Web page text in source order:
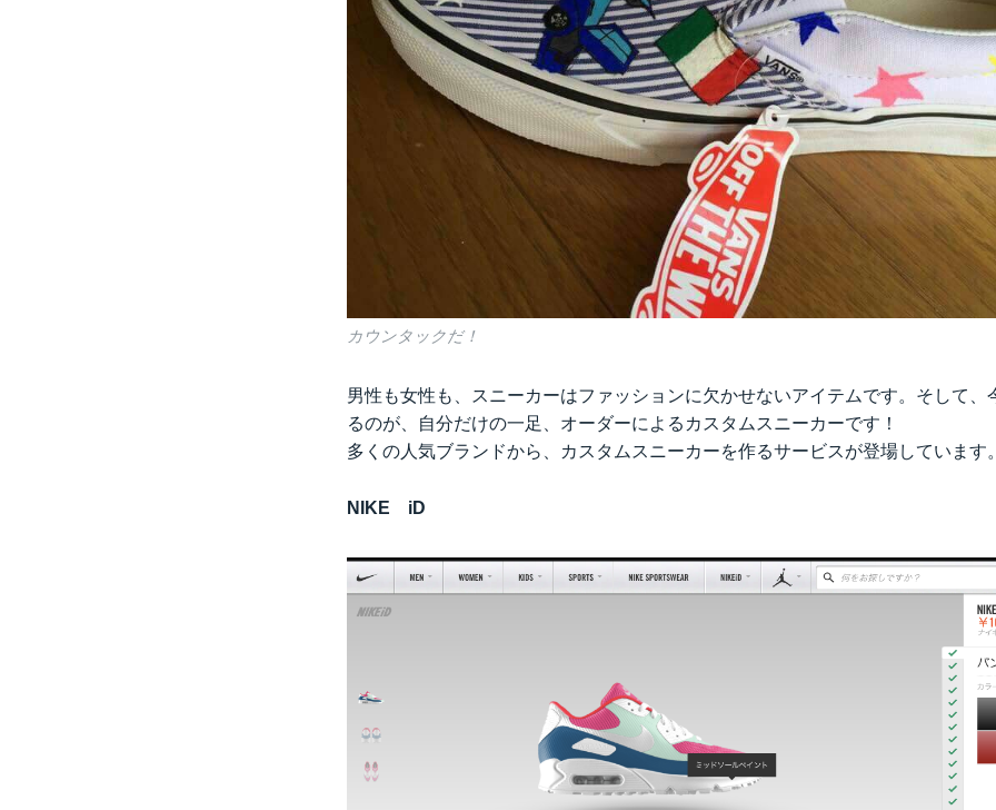
カウンタックだ！
男性も女性も、スニーカーはファッションに欠かせないアイテムです。そして、
るのが、自分だけの一足、オーダーによるカスタムスニーカーです！
多くの人気ブランドから、カスタムスニーカーを作るサービスが登場しています
NIKE iD